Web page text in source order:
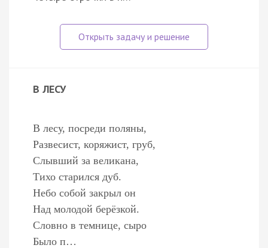
В ЛЕСУ
В лесу, посреди поляны,
Развесист, коряжист, груб,
Слывший за великана,
Тихо старился дуб.
Небо собой закрыл он
Над молодой берёзкой.
Словно в темнице, сыро
Было п…